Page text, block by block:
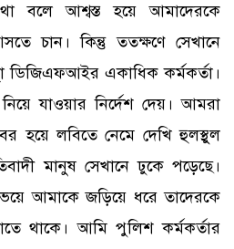
বলে আশ্বস্ত হয়ে আমাদেরকে
চান। কিন্তু ততক্ষণে সেখানে
ডিজিএফআইর একাধিক কর্মকর্তা।
যাওয়ার নির্দেশ দেয়। আমরা
হয়ে লবিতে নেমে দেখি হুলস্থুল
মানুষ সেখানে ঢুকে পড়েছে।
আমাকে জড়িয়ে ধরে তাদেরকে
থাকে। আমি পুলিশ কর্মকর্তার